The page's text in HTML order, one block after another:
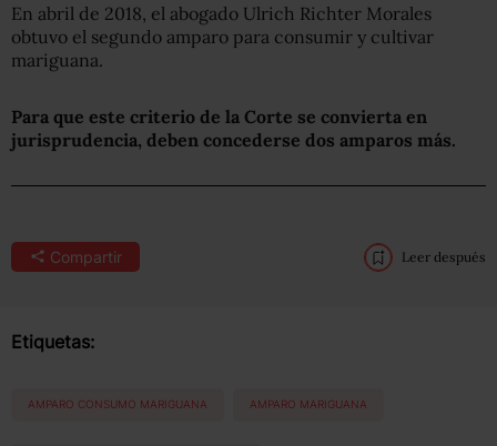
En abril de 2018, el abogado Ulrich Richter Morales
obtuvo el segundo amparo para consumir y cultivar
mariguana.
Para que este criterio de la Corte se convierta en
jurisprudencia, deben concederse dos amparos más.
Compartir Leer después
Etiquetas:
AMPARO CONSUMO MARIGUANA AMPARO MARIGUANA